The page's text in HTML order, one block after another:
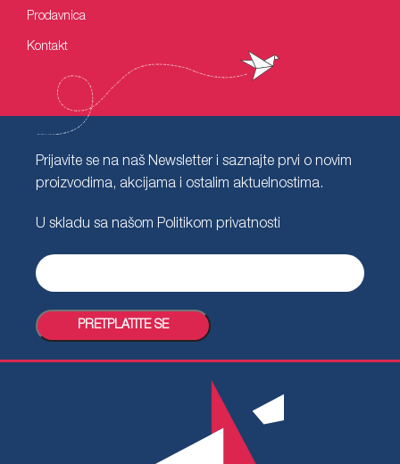
Prodavnica
Kontakt
Prijavite se na naš Newsletter i saznajte prvi o novim
proizvodima, akcijama i ostalim aktuelnostima.
U skladu sa našom Politikom privatnosti